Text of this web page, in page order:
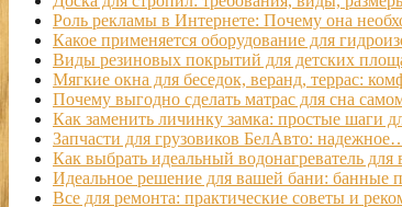
Роль рекламы в Интернете: Почему она
Какое применяется оборудование для
Виды резиновых покрытий для детских
Мягкие окна для беседок, веранд, террас:
Почему выгодно сделать матрас для сна
Как заменить личинку замка: простые шаги
Запчасти для грузовиков БелАвто:
Как выбрать идеальный водонагреватель для
Идеальное решение для вашей бани: банные
Все для ремонта: практические советы и